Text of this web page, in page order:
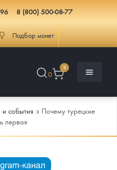
8 (800) 500-08-77
Подбор монет
0
0
и события
Почему турецкие
первая